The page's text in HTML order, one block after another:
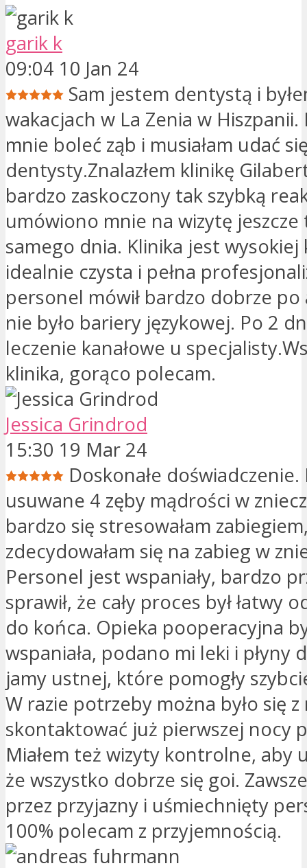
garik k
09:04 10 Jan 24
Sam jestem dentystą i
wakacjach w La Zenia w Hiszpanii.
mnie boleć ząb i musiałam udać
dentysty.Znalazłem klinikę
bardzo zaskoczony tak szybką
umówiono mnie na wizytę jeszcze
samego dnia. Klinika jest wysokiej
idealnie czysta i pełna
personel mówił bardzo dobrze po
nie było bariery językowej. Po 2
leczenie kanałowe u
klinika, gorąco polecam.
Jessica Grindrod
15:30 19 Mar 24
Doskonałe doświadczenie.
usuwane 4 zęby mądrości w
bardzo się stresowałam
zdecydowałam się na zabieg w
Personel jest wspaniały, bardzo
sprawił, że cały proces był łatwy
do końca. Opieka pooperacyjna
wspaniała, podano mi leki i płyny
jamy ustnej, które pomogły
W razie potrzeby można było się z
skontaktować już pierwszej nocy
Miałem też wizyty kontrolne, aby
że wszystko dobrze się goi.
przez przyjazny i uśmiechnięty
100% polecam z przyjemnością.